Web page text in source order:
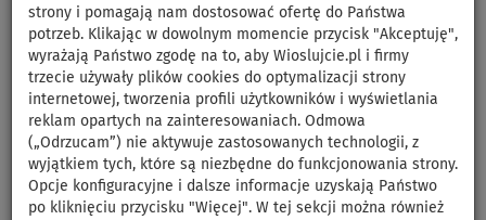
strony i pomagają nam dostosować ofertę do Państwa
potrzeb. Klikając w dowolnym momencie przycisk "Akceptuję",
wyrażają Państwo zgodę na to, aby Wioslujcie.pl i firmy
trzecie używały plików cookies do optymalizacji strony
internetowej, tworzenia profili użytkowników i wyświetlania
reklam opartych na zainteresowaniach. Odmowa
(„Odrzucam”) nie aktywuje zastosowanych technologii, z
wyjątkiem tych, które są niezbędne do funkcjonowania strony.
Opcje konfiguracyjne i dalsze informacje uzyskają Państwo
po kliknięciu przycisku "Więcej". W tej sekcji można również
Śruba napędowa do silnika
elektrycznego PARSUN JOY 1.2